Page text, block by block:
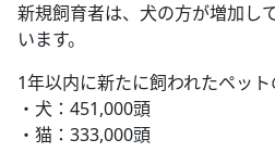
新規飼育者は、犬の方が増加し
います。
1年以内に新たに飼われたペッ
・犬：451,000頭
・猫：333,000頭